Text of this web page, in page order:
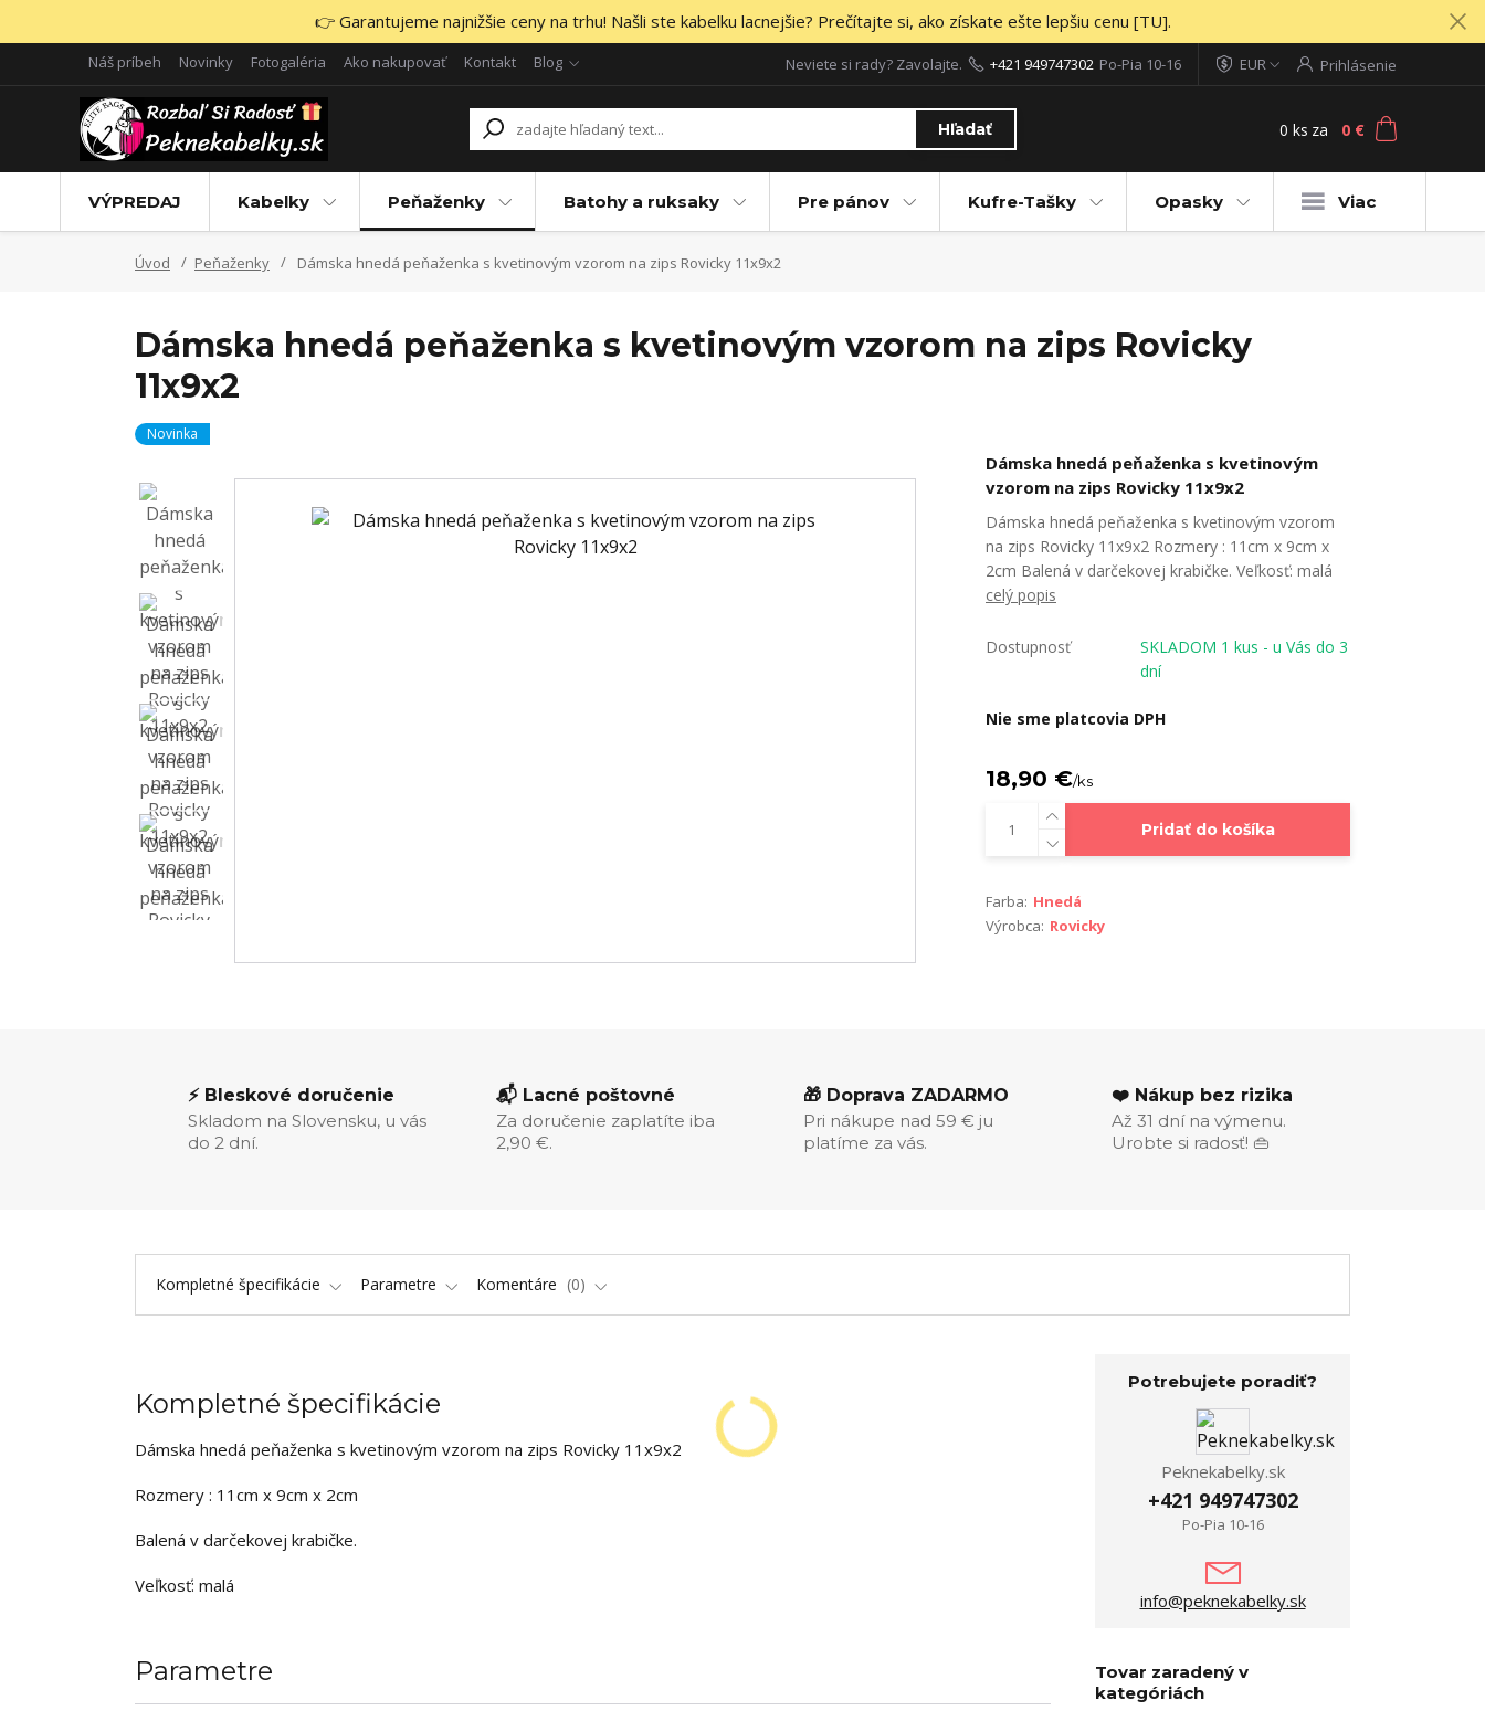
👉 Garantujeme najnižšie ceny na trhu! Našli ste kabelku lacnejšie? Prečítajte si, ako získate ešte lepšiu cenu [TU].
Náš príbeh Novinky Fotogaléria Ako nakupovať Kontakt Blog EUR Prihlásenie
Hľadať
Neviete si rady? Zavolajte. +421 949747302 Po-Pia 10-16
0 ks za 0 €
VÝPREDAJ Kabelky Peňaženky Batohy a ruksaky Pre pánov Kufre-Tašky Opasky Viac
Úvod Peňaženky Dámska hnedá peňaženka s kvetinovým vzorom na zips Rovicky 11x9x2
Dámska hnedá peňaženka s kvetinovým vzorom na zips Rovicky
11x9x2
Novinka
Dámska hnedá peňaženka s kvetinovým
vzorom na zips Rovicky 11x9x2
Dámska hnedá peňaženka s kvetinovým vzorom
na zips Rovicky 11x9x2 Rozmery : 11cm x 9cm x
2cm Balená v darčekovej krabičke. Veľkosť: malá
celý popis
Dostupnosť
SKLADOM 1 kus - u Vás do 3
dní
Nie sme platcovia DPH
18,90 €/ks
Pridať do košíka
Farba: Hnedá
Výrobca: Rovicky
⚡ Bleskové doručenie
Skladom na Slovensku, u vás
do 2 dní.
📬 Lacné poštovné
Za doručenie zaplatíte iba
2,90 €.
🎁 Doprava ZADARMO
Pri nákupe nad 59 € ju
platíme za vás.
❤️ Nákup bez rizika
Až 31 dní na výmenu.
Urobte si radosť! 👜
Kompletné špecifikácie Parametre Komentáre 0
Kompletné špecifikácie
Dámska hnedá peňaženka s kvetinovým vzorom na zips Rovicky 11x9x2
Rozmery : 11cm x 9cm x 2cm
Balená v darčekovej krabičke.
Veľkosť: malá
Parametre
Potrebujete poradiť?
Peknekabelky.sk
+421 949747302
Po-Pia 10-16
info@peknekabelky.sk
Tovar zaradený v
kategóriách